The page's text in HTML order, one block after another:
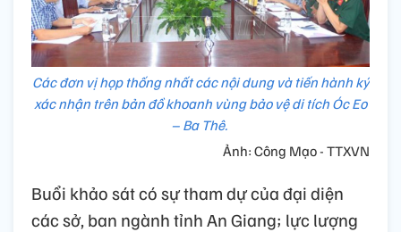
Các đơn vị họp thống nhất các nội dung và tiến hành ký
xác nhận trên bản đồ khoanh vùng bảo vệ di tích Óc Eo
– Ba Thê.
Ảnh: Công Mạo - TTXVN
Buổi khảo sát có sự tham dự của đại diện
các sở, ban ngành tỉnh An Giang; lực lượng